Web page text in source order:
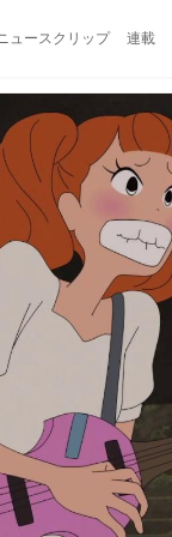
ュースクリップ 連載